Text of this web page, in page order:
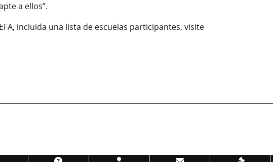
a ellos”.
incluida una lista de escuelas participantes, visite